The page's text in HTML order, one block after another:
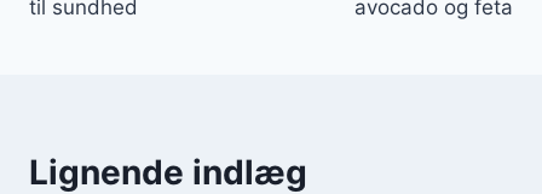
til sundhed
avocado og feta
Lignende indlæg